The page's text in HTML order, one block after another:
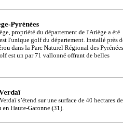
Pyrénées
propriété du département de l'Ariège a été
l'unique golf du département. Installé près
dans la Parc Naturel Régional des Pyrénées
est un par 71 vallonné offrant de belles
s’étend sur une surface de 40 hectares de
en Haute-Garonne (31).